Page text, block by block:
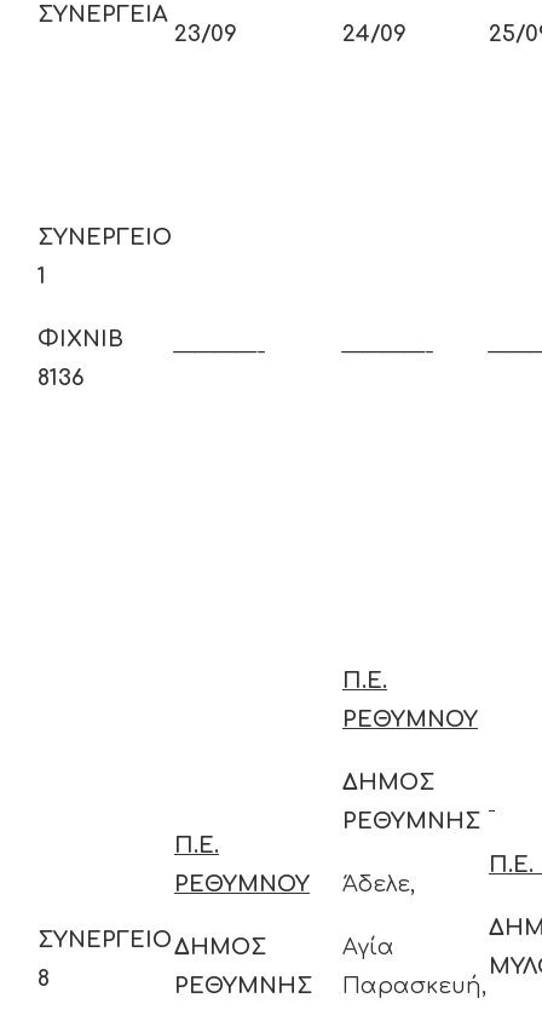
ΣΥΝΕΡΓΕΙΑ
23/09 24/09 25/0
ΣΥΝΕΡΓΕΙΟ
1
ΦΙΧNIB
8136
————- ————-
ΣΥΝΕΡΓΕΙΟ
8
Π.Ε.
ΡΕΘΥΜΝΟΥ
ΔΗΜΟΣ
ΡΕΘΥΜΝΗΣ
Π.Ε.
ΡΕΘΥΜΝΟΥ
ΔΗΜΟΣ
ΡΕΘΥΜΝΗΣ
Άδελε,
Αγία
Παρασκευή,